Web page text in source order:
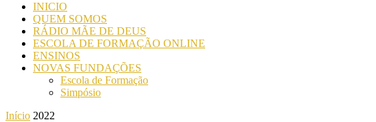
INICIO
QUEM SOMOS
RÁDIO MÃE DE DEUS
ESCOLA DE FORMAÇÃO ONLINE
ENSINOS
NOVAS FUNDAÇÕES
Escola de Formação
Simpósio
Início 2022